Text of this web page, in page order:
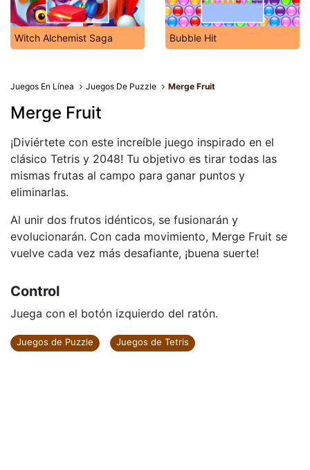
Witch Alchemist Saga Bubble Hit
Juegos En Línea Juegos De Puzzle Merge Fruit
Merge Fruit
¡Diviértete con este increíble juego inspirado en el
clásico Tetris y 2048! Tu objetivo es tirar todas las
mismas frutas al campo para ganar puntos y
eliminarlas.
Al unir dos frutos idénticos, se fusionarán y
evolucionarán. Con cada movimiento, Merge Fruit se
vuelve cada vez más desafiante, ¡buena suerte!
Control
Juega con el botón izquierdo del ratón.
Juegos de Puzzle Juegos de Tetris